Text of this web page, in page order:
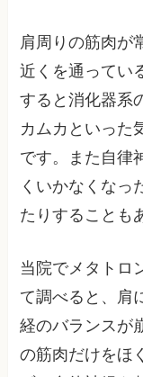
肩周りの筋肉が
近くを通ってい
すると消化器系
カムカといった
です。また自律
くいかなくなっ
たりすることも
当院でメタトロ
て調べると、肩
経のバランスが
の筋肉だけをほ